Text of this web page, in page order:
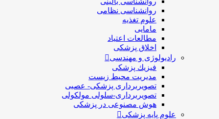
روانشناسی نظامی
علوم تغذیه
مامایی
مطالعات اعتیاد
اخلاق پزشکی
رادیولوژی و مهندسی
فيزيك پزشکی
مدیریت محیط زیست
تصویربرداری پزشکی- عصبی
تصویربرداری-سلولی مولکولی
هوش مصنوعی در پزشکی
علوم پایه پزشکی